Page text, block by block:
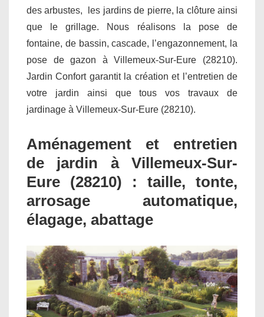
des arbustes, les jardins de pierre, la clôture ainsi
que le grillage. Nous réalisons la pose de
fontaine, de bassin, cascade, l’engazonnement, la
pose de gazon à Villemeux-Sur-Eure (28210).
Jardin Confort garantit la création et l’entretien de
votre jardin ainsi que tous vos travaux de
jardinage à Villemeux-Sur-Eure (28210).
Aménagement et entretien
de jardin à Villemeux-Sur-
Eure (28210) : taille, tonte,
arrosage automatique,
élagage, abattage